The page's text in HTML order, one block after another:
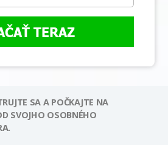
TERAZ
SA A POČKAJTE NA
SVOJHO OSOBNÉHO